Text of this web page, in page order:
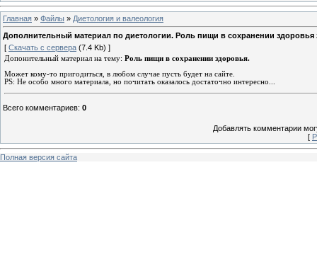
Главная » Файлы » Диетология и валеология
Дополнительный материал по диетологии. Роль пищи в сохранении здоровья
[ Скачать с сервера (7.4 Kb) ]
Допонительный материал на тему: Роль пищи в сохранении здоровья.
Может кому-то пригодиться, в любом случае пусть будет на сайте.
PS: Не особо много материала, но почитать оказалось достаточно интересно...
Всего комментариев: 0
Добавлять комментарии
[
Полная версия сайта